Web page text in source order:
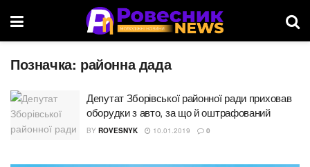
Позначка: районна дада
Депутат Зборівської районної ради приховав
оборудки з авто, за що й оштрафований
BY ROVESNYK 10.01.2019 0